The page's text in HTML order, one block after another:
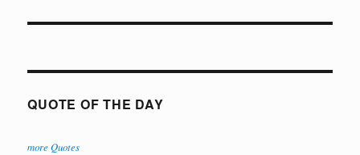
QUOTE OF THE DAY
more Quotes